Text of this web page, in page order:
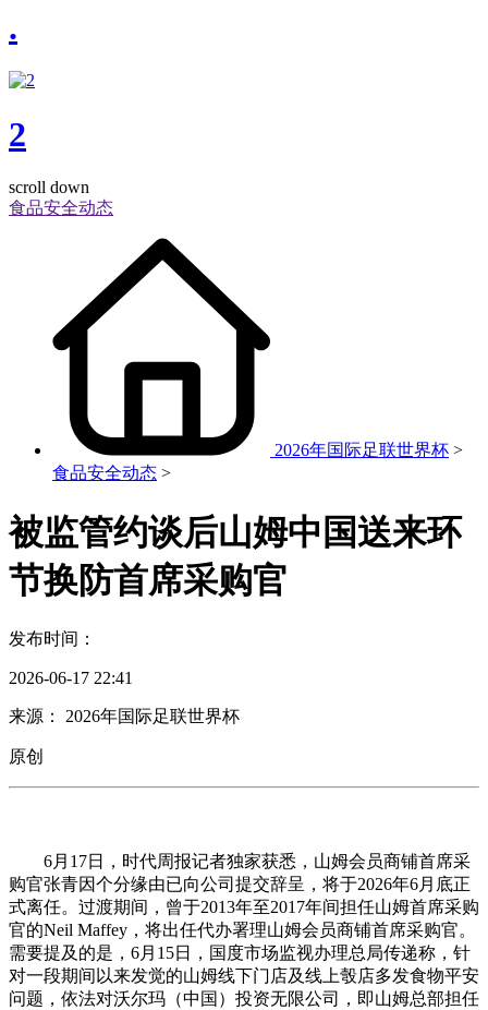
.
2
scroll down
食品安全动态
2026年国际足联世界杯 >
食品安全动态 >
被监管约谈后山姆中国送来环
节换防首席采购官
发布时间：
2026-06-17 22:41
来源： 2026年国际足联世界杯
原创
6月17日，时代周报记者独家获悉，山姆会员商铺首席采
购官张青因个分缘由已向公司提交辞呈，将于2026年6月底正
式离任。过渡期间，曾于2013年至2017年间担任山姆首席采购
官的Neil Maffey，将出任代办署理山姆会员商铺首席采购官。
需要提及的是，6月15日，国度市场监视办理总局传递称，针
对一段期间以来发觉的山姆线下门店及线上彀店多发食物平安
问题，依法对沃尔玛（中国）投资无限公司，即山姆总部担任